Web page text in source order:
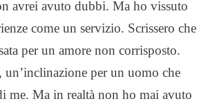
avrei avuto dubbi. Ma ho vissuto
come un servizio. Scrissero che
per un amore non corrisposto.
per un uomo che
me. Ma in realtà non ho mai avuto